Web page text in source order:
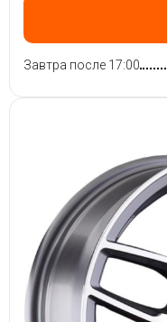
Завтра после 17:00